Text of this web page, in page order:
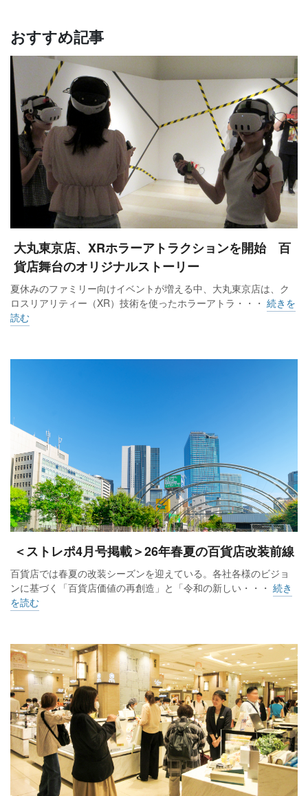
おすすめ記事
大丸東京店、XRホラーアトラクションを開始 百
貨店舞台のオリジナルストーリー
夏休みのファミリー向けイベントが増える中、大丸東京店は、ク
ロスリアリティー（XR）技術を使ったホラーアトラ・・・ 続きを
読む
＜ストレポ4月号掲載＞26年春夏の百貨店改装前線
百貨店では春夏の改装シーズンを迎えている。各社各様のビジョ
ンに基づく「百貨店価値の再創造」と「令和の新しい・・・ 続き
を読む